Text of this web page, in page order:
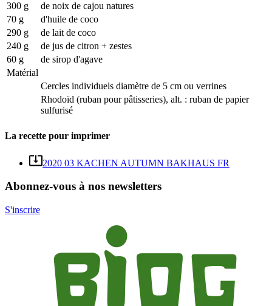
300 g
de noix de cajou natures
70 g
d'huile de coco
290 g
de lait de coco
240 g
de jus de citron + zestes
60 g
de sirop d'agave
Matérial
Cercles individuels diamètre de 5 cm ou verrines
Rhodoïd (ruban pour pâtisseries), alt. : ruban de papier
sulfurisé
La recette pour imprimer
2020 03 KACHEN AUTUMN BAKHAUS FR
Abonnez-vous à nos newsletters
S'inscrire